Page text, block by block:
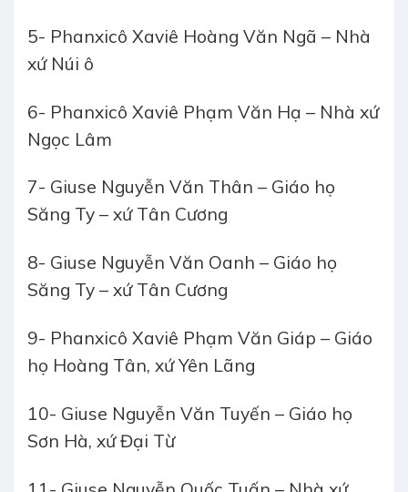
5- Phanxicô Xaviê Hoàng Văn Ngã – Nhà
xứ Núi ô
6- Phanxicô Xaviê Phạm Văn Hạ – Nhà xứ
Ngọc Lâm
7- Giuse Nguyễn Văn Thân – Giáo họ
Săng Ty – xứ Tân Cương
8- Giuse Nguyễn Văn Oanh – Giáo họ
Săng Ty – xứ Tân Cương
9- Phanxicô Xaviê Phạm Văn Giáp – Giáo
họ Hoàng Tân, xứ Yên Lãng
10- Giuse Nguyễn Văn Tuyến – Giáo họ
Sơn Hà, xứ Đại Từ